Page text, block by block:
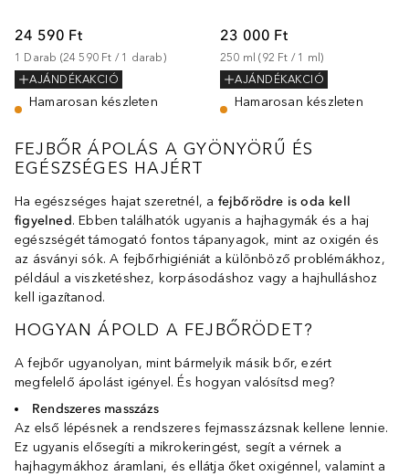
24 590 Ft
1 Darab (24 590 Ft / 1 darab)
AJÁNDÉKAKCIÓ
Hamarosan készleten
23 000 Ft
250 ml (92 Ft / 1 ml)
AJÁNDÉKAKCIÓ
Hamarosan készleten
FEJBŐR ÁPOLÁS A GYÖNYÖRŰ ÉS
EGÉSZSÉGES HAJÉRT
Ha egészséges hajat szeretnél, a fejbőrödre is oda kell
figyelned. Ebben találhatók ugyanis a hajhagymák és a haj
egészségét támogató fontos tápanyagok, mint az oxigén és
az ásványi sók. A fejbőrhigiéniát a különböző problémákhoz,
például a viszketéshez, korpásodáshoz vagy a hajhulláshoz
kell igazítanod.
HOGYAN ÁPOLD A FEJBŐRÖDET?
A fejbőr ugyanolyan, mint bármelyik másik bőr, ezért
megfelelő ápolást igényel. És hogyan valósítsd meg?
Rendszeres masszázs
Az első lépésnek a rendszeres fejmasszázsnak kellene lennie.
Ez ugyanis elősegíti a mikrokeringést, segít a vérnek a
hajhagymákhoz áramlani, és ellátja őket oxigénnel, valamint a